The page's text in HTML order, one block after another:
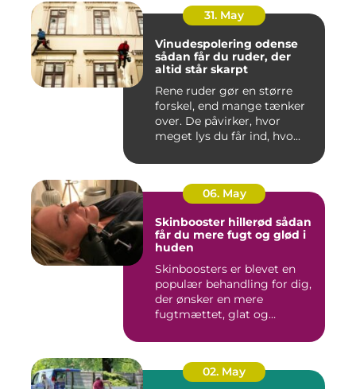
31. May
Vinudespolering odense
sådan får du ruder, der
altid står skarpt
Rene ruder gør en større
forskel, end mange tænker
over. De påvirker, hvor
meget lys du får ind, hvo...
06. May
Skinbooster hillerød sådan
får du mere fugt og glød i
huden
Skinboosters er blevet en
populær behandling for dig,
der ønsker en mere
fugtmættet, glat og
02. May